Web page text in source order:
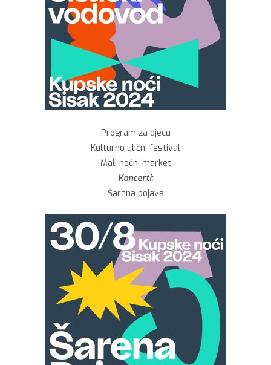
Program za djecu
Kulturno ulični festival
Mali noćni market
Koncerti:
Šarena pojava